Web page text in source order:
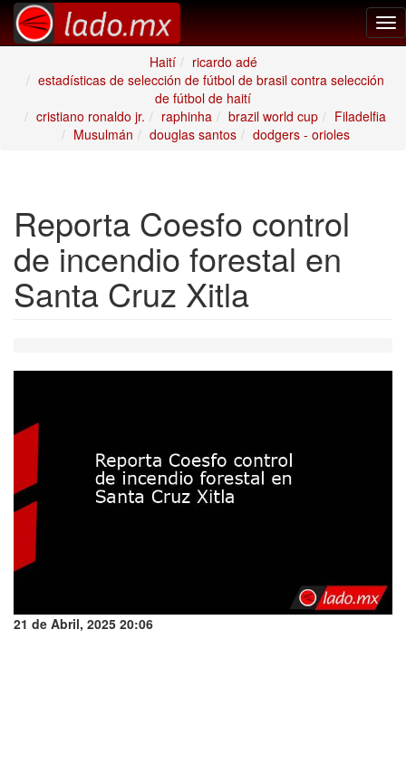
Haití
ricardo adé
estadísticas de selección de fútbol de brasil contra selección
de fútbol de haití
cristiano ronaldo jr.
raphinha brazil world cup
Filadelfia
Musulmán
douglas santos dodgers - orioles
Reporta Coesfo control
de incendio forestal en
Santa Cruz Xitla
21 de Abril, 2025 20:06